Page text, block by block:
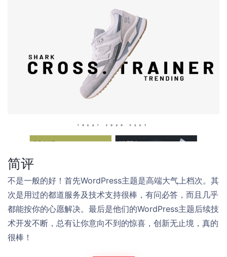
简评
不是一般的好！首先WordPress主题是高端大气上档次。其
次是用过的都道服务及技术支持很棒，有问必答，而且几乎
都能按你的心愿解决。最后是他们的WordPress主题后续技
术开发不断，总有让你意向不到的惊喜，创新无止境，真的
很棒！